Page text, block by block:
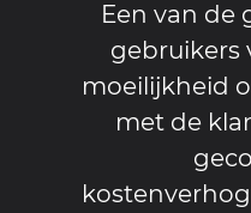
Een van de
gebruikers
moeilijkheid
met de